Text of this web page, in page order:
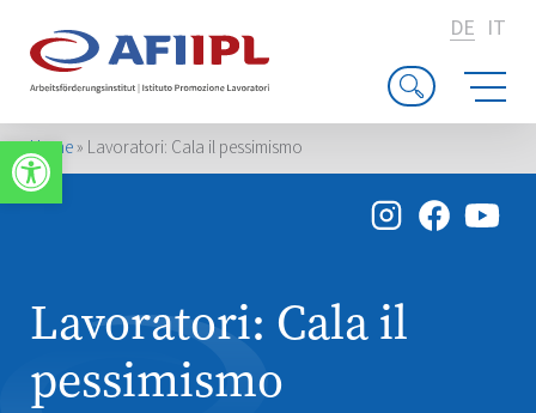
Werkzeugleiste öffnen
DE IT
Home» Lavoratori: Cala il pessimismo
Lavoratori: Cala il
pessimismo